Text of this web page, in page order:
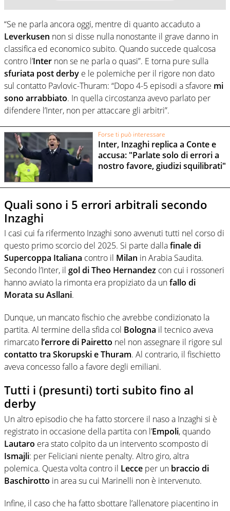
“Se ne parla ancora oggi, mentre di quanto accaduto a
Leverkusen non si disse nulla nonostante il grave danno in
classifica ed economico subito. Quando succede qualcosa
contro l’Inter non se ne parla o quasi”. E torna pure sulla
sfuriata post derby e le polemiche per il rigore non dato
sul contatto Pavlovic-Thuram: “Dopo 4-5 episodi a sfavore mi
sono arrabbiato. In quella circostanza avevo parlato per
difendere l’Inter, non per attaccare gli arbitri”.
Forse ti può interessare
Inter, Inzaghi replica a Conte e
accusa: "Parlate solo di errori a
nostro favore, giudizi squilibrati"
Quali sono i 5 errori arbitrali secondo
Inzaghi
I casi cui fa rifermento Inzaghi sono avvenuti tutti nel corso di
questo primo scorcio del 2025. Si parte dallafinale di
Supercoppa Italiana contro il Milan in Arabia Saudita.
Secondo l’Inter, il gol di Theo Hernandez con cui i rossoneri
hanno avviato la rimonta era propiziato da unfallo di
Morata su Asllani.
Dunque, un mancato fischio che avrebbe condizionato la
partita. Al termine della sfida col Bologna il tecnico aveva
rimarcato l’errore di Pairetto nel non assegnare il rigore sul
contatto tra Skorupski e Thuram. Al contrario, il fischietto
aveva concesso fallo a favore degli emiliani.
Tutti i (presunti) torti subito fino al
derby
Un altro episodio che ha fatto storcere il naso a Inzaghi si è
registrato in occasione della partita con l’Empoli, quando
Lautaro era stato colpito da un intervento scomposto di
Ismajli: per Feliciani niente penalty. Altro giro, altra
polemica. Questa volta contro il Lecce per un braccio di
Baschirotto in area su cui Marinelli non è intervenuto.
Infine, il caso che ha fatto sbottare l’allenatore piacentino in